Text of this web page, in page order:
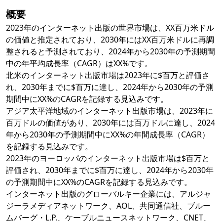
概要
2023年のインターネット出版の世界市場は、XX百万米ドル
の価値と推定されており、2030年にはXX百万米ドルに再調
整されると予測されており、2024年から2030年の予測期間
中の年平均成長率（CAGR）はXX%です。
北米のインターネット出版市場は2023年に$百万と評価さ
れ、2030年までに$百万に達し、2024年から2030年の予測
期間中にXX%のCAGRを記録する見込みです。
アジア太平洋地域のインターネット出版市場は、2023年に
百万ドルの価値があり、2030年には百万ドルに達し、2024
年から2030年の予測期間中にXX%の年間成長率（CAGR）
を記録する見込みです。
2023年のヨーロッパのインターネット出版市場は$百万と
評価され、2030年までに$百万に達し、2024年から2030年
の予測期間中にXX%のCAGRを記録する見込みです。
インターネット出版のグローバルキー企業には、アルジャ
ジーラメディアネットワーク、AOL、共同通信社、ブルー
ムバーグ・L.P.、ケーブルニュースネットワーク、CNET、